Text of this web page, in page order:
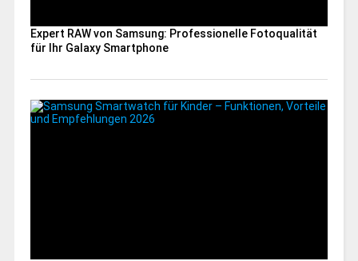
Expert RAW von Samsung: Professionelle Fotoqualität
für Ihr Galaxy Smartphone